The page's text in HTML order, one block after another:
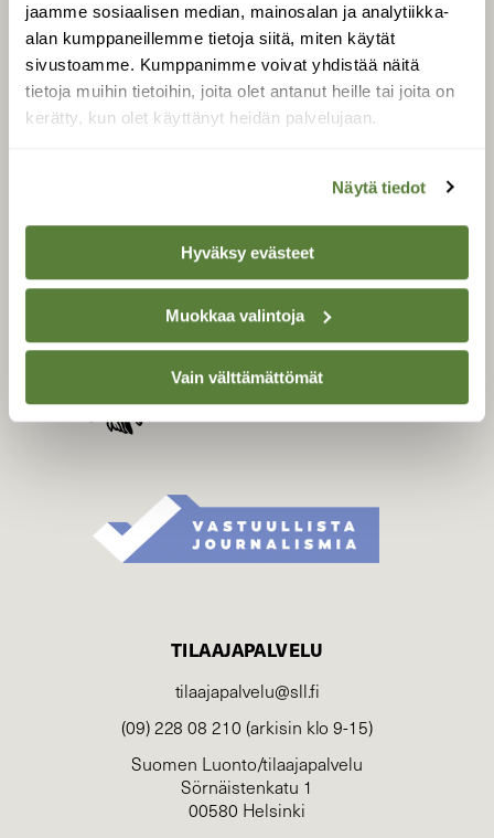
jaamme sosiaalisen median, mainosalan ja analytiikka-
alan kumppaneillemme tietoja siitä, miten käytät
sivustoamme. Kumppanimme voivat yhdistää näitä
tietoja muihin tietoihin, joita olet antanut heille tai joita on
kerätty, kun olet käyttänyt heidän palvelujaan.
Näytä tiedot
Hyväksy evästeet
Muokkaa valintoja
Vain välttämättömät
Uusin lehti
Tilaa Suomen Luonto
Tilaa digilukuoikeus
Äänestä parasta juttua
SUOMEN LUONNON­
Suomen Luonto -lehden
luonnonsuojelu­liitto.
TILAAJAPALVELU
tilaajapalvelu@sll.fi
(09) 228 08 210 (arkisin klo 9-15)
Suomen Luonto/tilaajapalvelu
Sörnäistenkatu 1
00580 Helsinki